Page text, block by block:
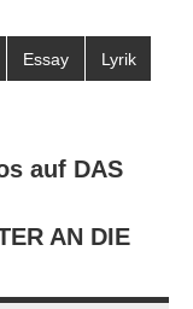
Essay Lyrik
auf DAS
AN DIE